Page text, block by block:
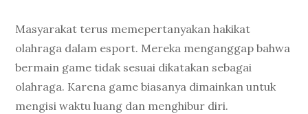
Masyarakat terus memepertanyakan hakikat
olahraga dalam esport. Mereka menganggap bahwa
bermain game tidak sesuai dikatakan sebagai
olahraga. Karena game biasanya dimainkan untuk
mengisi waktu luang dan menghibur diri.